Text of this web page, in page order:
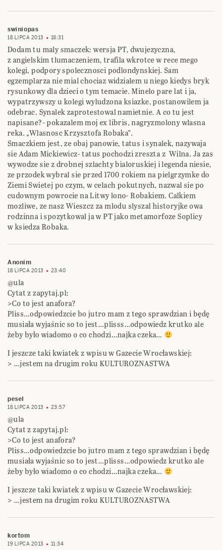
swiniopas
18 LIPCA 2013 18:31
Dodam tu maly smaczek: wersja PT, dwujezyczna,
z angielskim tlumaczeniem, trafila wkrotce w rece mego
kolegi, podpory spolecznosci podlondynskiej. Sam
egzemplarza nie mial chociaz widzialem u niego kiedys bryk
rysunkowy dla dzieci o tym temacie. Minelo pare lat i ja,
wypatrzywszy u kolegi wyludzona ksiazke, postanowilem ja
odebrac. Synalek zaprotestowal namietnie. A co tu jest
napisane?- pokazalem moj ex libris, nagryzmolony wlasna
reka. „Wlasnosc Krzysztofa Robaka”.
Smaczkiem jest, ze obaj panowie, tatus i synalek, nazywaja
sie Adam Mickiewicz- tatus pochodzi zreszta z Wilna. Ja zas
wywodze sie z drobnej szlachty bialoruskiej i legenda niesie,
ze przodek wybral sie przed 1700 rokiem na pielgrzymke do
Ziemi Swietej po czym, w celach pokutnych, nazwal sie po
cudownym powrocie na Litwy lono- Robakiem. Calkiem
mozliwe, ze nasz Wieszcz za mlodu slyszal historyjke owa
rodzinna i spozytkowal ja w PT jako metamorfoze Soplicy
w ksiedza Robaka.
Anonim
18 LIPCA 2013 23:40
@ula
Cytat z zapytaj.pl:
>Co to jest anafora?
Pliss…odpowiedzcie bo jutro mam z tego sprawdzian i będę
musiała wyjaśnic so to jest…plisss…odpowiedz krutko ale
żeby było wiadomo o co chodzi…najka czeka…
I jeszcze taki kwiatek z wpisu w Gazecie Wrocławskiej:
> …jestem na drugim roku KULTUROZNASTWA
pesel
18 LIPCA 2013 23:57
@ula
Cytat z zapytaj.pl:
>Co to jest anafora?
Pliss…odpowiedzcie bo jutro mam z tego sprawdzian i będę
musiała wyjaśnic so to jest…plisss…odpowiedz krutko ale
żeby było wiadomo o co chodzi…najka czeka…
I jeszcze taki kwiatek z wpisu w Gazecie Wrocławskiej:
> …jestem na drugim roku KULTUROZNASTWA
kortom
19 LIPCA 2013 11:34